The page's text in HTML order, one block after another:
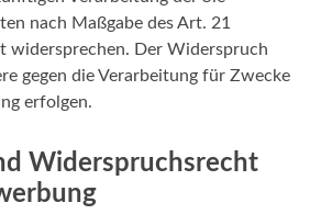
nach Maßgabe des Art. 21
widersprechen. Der Widerspruch
gegen die Verarbeitung für Zwecke
erfolgen.
Widerspruchsrecht